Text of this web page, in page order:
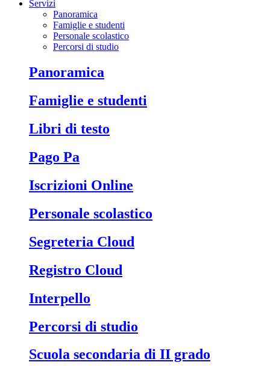
Servizi
Panoramica
Famiglie e studenti
Personale scolastico
Percorsi di studio
Panoramica
Famiglie e studenti
Libri di testo
Pago Pa
Iscrizioni Online
Personale scolastico
Segreteria Cloud
Registro Cloud
Interpello
Percorsi di studio
Scuola secondaria di II grado